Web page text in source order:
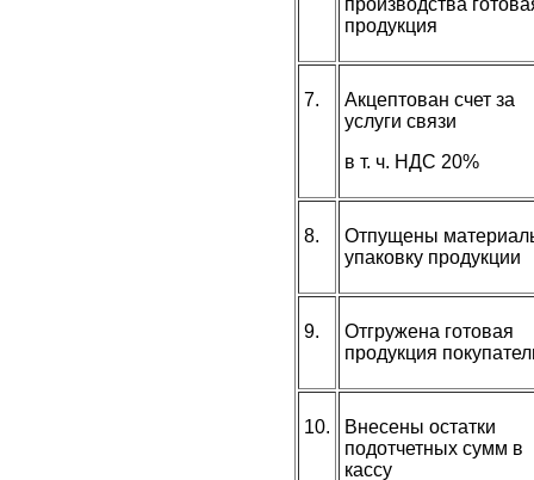
продукция
7.
Акцептован счет за
услуги связи
в т. ч. НДС 20%
8.
Отпущены
упаковку продукции
9.
Отгружена готовая
продукция
10.
Внесены остатки
подотчетных сумм в
кассу